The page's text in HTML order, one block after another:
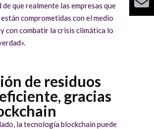
que realmente las empresas que
comprometidas con el medio
con combatir la crisis climática lo
de residuos
gracias
la tecnología blockchain puede